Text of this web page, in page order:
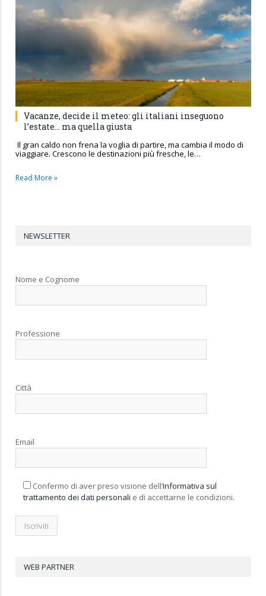
Vacanze, decide il meteo: gli italiani inseguono
l’estate… ma quella giusta
Il gran caldo non frena la voglia di partire, ma cambia il modo di
viaggiare. Crescono le destinazioni più fresche, le…
Read More »
NEWSLETTER
Nome e Cognome
Professione
Città
Email
Confermo di aver preso visione dell’Informativa sul
trattamento dei dati personali e di accettarne le condizioni.
WEB PARTNER